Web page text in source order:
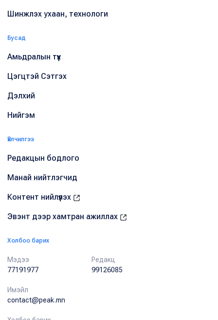
Шинжлэх ухаан, технологи
Бусад
Амьдралын түүх
Цэгцтэй Сэтгэх
Дэлхий
Нийгэм
Үйлчилгээ
Редакцын бодлого
Манай нийтлэгчид
Контент нийлүүлэх
Эвэнт дээр хамтран ажиллах
Холбоо барих
Мэдээ
77191977
Редакц
99126085
Имэйл
contact@peak.mn